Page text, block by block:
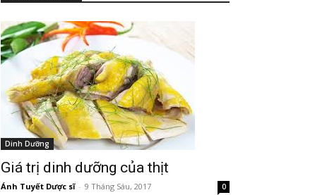
Dinh Dưỡng
Giá trị dinh dưỡng của thịt
Ánh Tuyết Dược sĩ - 9 Tháng Sáu, 2017 0